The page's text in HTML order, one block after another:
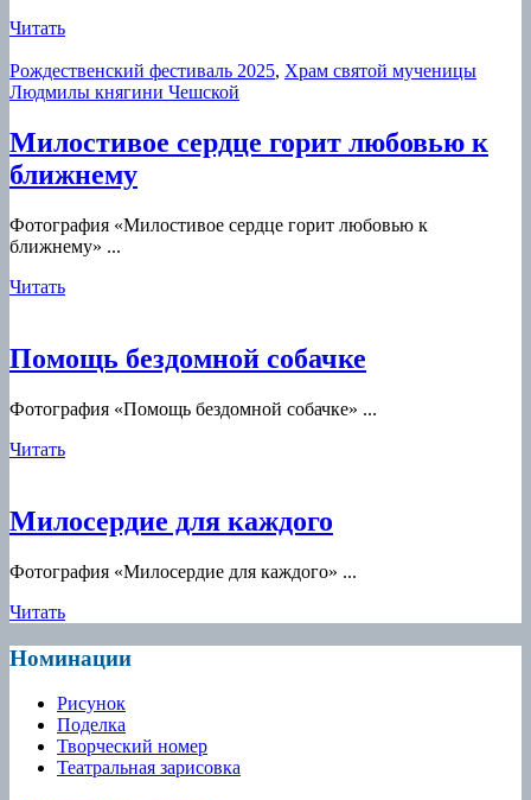
ЧитатьЧитать
Рождественский фестиваль 2025, Храм святой мученицы
Людмилы княгини Чешской
Милостивое сердце горит любовью к
ближнемуМилостивое
горит
Фотография «Милостивое сердце горит любовью к
ближнему» ...
ЧитатьЧитать
Помощь бездомной собачке
собачке
Фотография «Помощь бездомной собачке» ...
ЧитатьЧитать
Милосердие для каждого
каждого
Фотография «Милосердие для каждого» ...
ЧитатьЧитать
Номинации
Рисунок
Поделка
Творческий номер
Театральная зарисовка